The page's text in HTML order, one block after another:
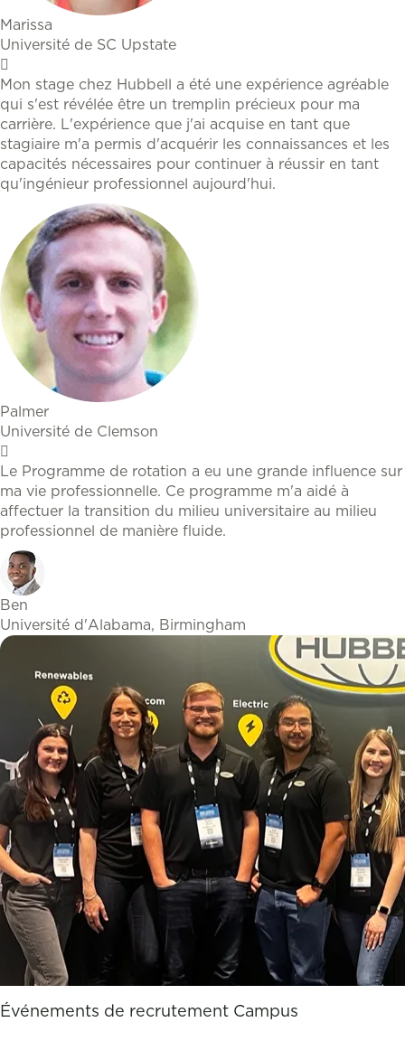
Marissa
Université de SC Upstate
Mon stage chez Hubbell a été une expérience agréable
qui s'est révélée être un tremplin précieux pour ma
carrière. L'expérience que j'ai acquise en tant que
stagiaire m'a permis d'acquérir les connaissances et les
capacités nécessaires pour continuer à réussir en tant
qu'ingénieur professionnel aujourd'hui.
Palmer
Université de Clemson
Le Programme de rotation a eu une grande influence sur
ma vie professionnelle. Ce programme m'a aidé à
affectuer la transition du milieu universitaire au milieu
professionnel de manière fluide.
Ben
Université d'Alabama, Birmingham
Événements de recrutement Campus